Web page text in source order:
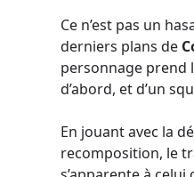
Ce n’est pas un
derniers plans de
personnage prend
d’abord, et d’un
En jouant avec la
recomposition, le